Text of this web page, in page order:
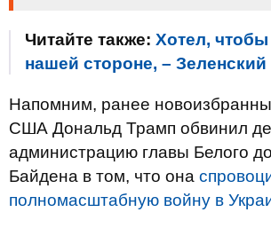
Читайте также: Хотел,
нашей стороне, – Зеленский
Напомним, ранее
США Дональд Трамп обвинил
администрацию главы Белого
Байдена в том, что она
полномасштабную войну в